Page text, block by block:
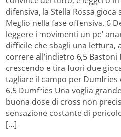
difensiva, la Stella Rossa
Meglio nella fase offensiva. 6
leggere i movimenti un po’
difficile che sbagli una lettura,
correre all’indietro 6,5 Bastoni
crescendo e tira fuori due
tagliare il campo per Dumfries
6,5 Dumfries Una voglia
buona dose di cross non
sensazione costante di
[…]